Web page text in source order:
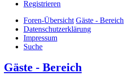
Registrieren
Foren-Übersicht Gäste - Bereich
Datenschutzerklärung
Impressum
Suche
Gäste - Bereich